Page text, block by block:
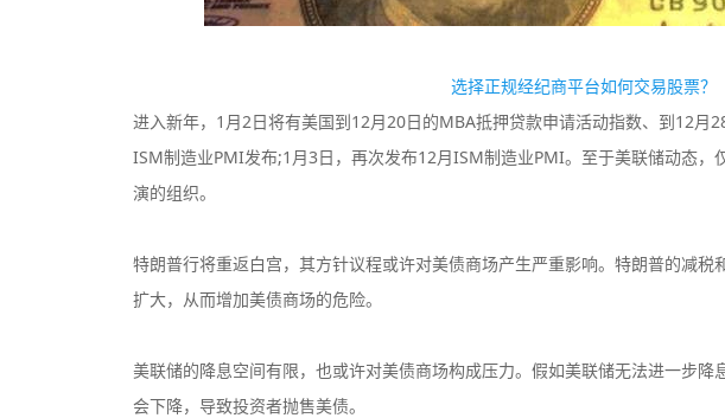
选择正规经纪商平台如何交易股票？
进入新年，1月2日将有美国到12月20日的MBA抵押贷款申请活动指数、到12月
ISM制造业PMI发布;1月3日，再次发布12月ISM制造业PMI。至于美联储动态，
演的组织。
特朗普行将重返白宫，其方针议程或许对美债商场产生严重影响。特朗普的减税
扩大，从而增加美债商场的危险。
美联储的降息空间有限，也或许对美债商场构成压力。假如美联储无法进一步
会下降，导致投资者抛售美债。